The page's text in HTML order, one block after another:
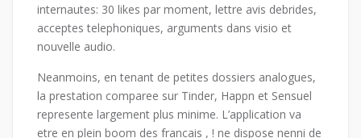
internautes: 30 likes par moment, lettre avis debrides,
acceptes telephoniques, arguments dans visio et
nouvelle audio.
Neanmoins, en tenant de petites dossiers analogues,
la prestation comparee sur Tinder, Happn et Sensuel
represente largement plus minime. L’application va
etre en plein boom des francais , ! ne dispose nenni de